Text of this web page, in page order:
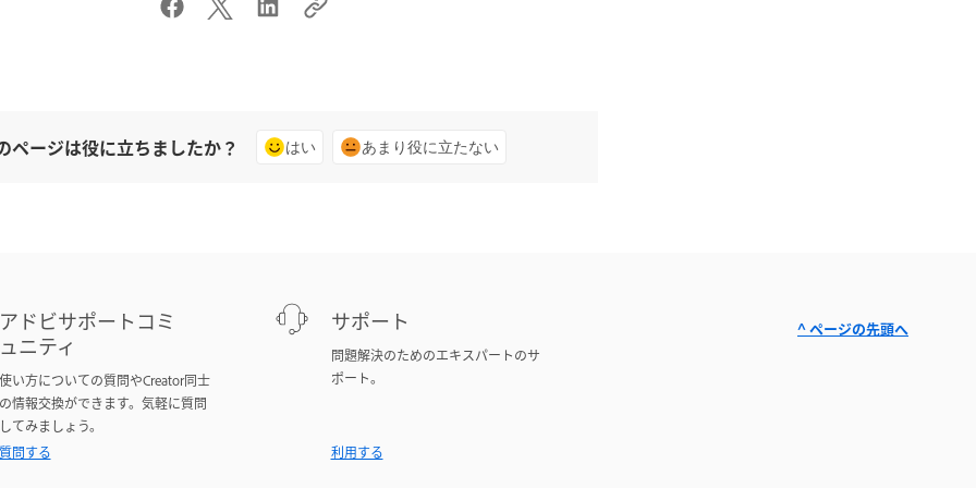
ページは役に立ちましたか？ はい あまり役に立たない
ドビサポートコミ
ニティ
い方についての質問やCreator同士
情報交換ができます。気軽に質問
てみましょう。
問する
サポート
問題解決のためのエキスパートのサ
ポート。
利用する
^ ページの先頭へ